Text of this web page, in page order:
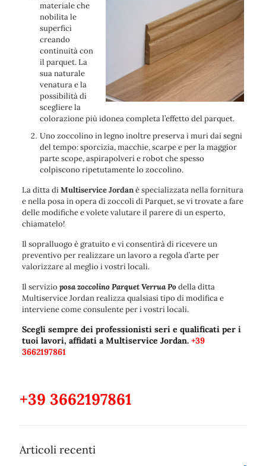
materiale che
nobilita le
superfici
creando
continuità con
il parquet. La
sua naturale
venatura e la
possibilità di
scegliere la
colorazione più idonea completa l’effetto del parquet.
Uno zoccolino in legno inoltre preserva i muri dai segni
del tempo: sporcizia, macchie, scarpe e per la maggior
parte scope, aspirapolveri e robot che spesso
colpiscono ripetutamente lo zoccolino.
La ditta diMultiservice Jordanè specializzata nella fornitura
e nella posa in opera di zoccoli di Parquet, se vi trovate a fare
delle modifiche e volete valutare il parere di un esperto,
chiamatelo!
Il sopralluogo è gratuito e vi consentirà di ricevere un
preventivo per realizzare un lavoro a regola d’arte per
valorizzare al meglio i vostri locali.
Il servizio posa zoccolino Parquet Verrua Podella ditta
Multiservice Jordan realizza qualsiasi tipo di modifica e
interviene come consulente per i vostri locali.
Scegli sempre dei professionisti seri e qualificati per i
tuoi lavori, affidati a Multiservice Jordan. +39
3662197861
+39 3662197861
Articoli recenti